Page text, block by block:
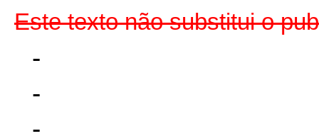
Este texto não substitui o